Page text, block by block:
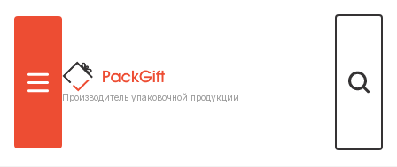
Меню
Производитель упаковочной продукции
Поиск